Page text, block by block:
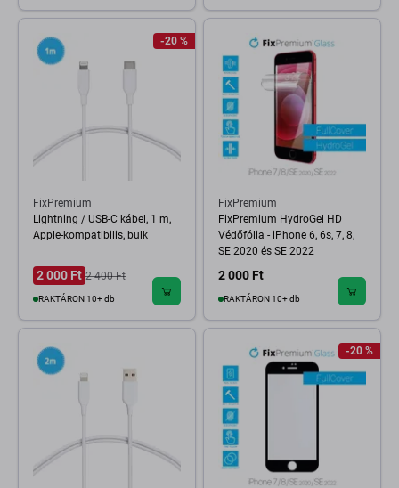
-20 %
FixPremium
Lightning / USB-C kábel, 1 m,
Apple-kompatibilis, bulk
2 000 Ft 2 400 Ft
RAKTÁRON 10+ db
FixPremium
FixPremium HydroGel HD
Védőfólia - iPhone 6, 6s, 7, 8,
SE 2020 és SE 2022
2 000 Ft
RAKTÁRON 10+ db
-20 %